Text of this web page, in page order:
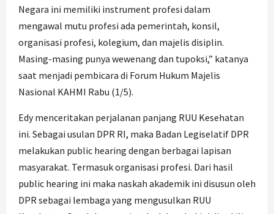
Negara ini memiliki instrument profesi dalam
mengawal mutu profesi ada pemerintah, konsil,
organisasi profesi, kolegium, dan majelis disiplin.
Masing-masing punya wewenang dan tupoksi,” katanya
saat menjadi pembicara di Forum Hukum Majelis
Nasional KAHMI Rabu (1/5).
Edy menceritakan perjalanan panjang RUU Kesehatan
ini. Sebagai usulan DPR RI, maka Badan Legiselatif DPR
melakukan public hearing dengan berbagai lapisan
masyarakat. Termasuk organisasi profesi. Dari hasil
public hearing ini maka naskah akademik ini disusun oleh
DPR sebagai lembaga yang mengusulkan RUU